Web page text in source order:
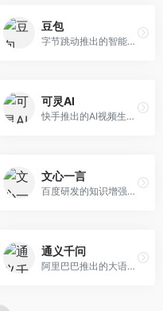
豆包
字节跳动推出的智能对话助手平台，提供文本创作、知识问答、英语学习等多种AI服务。面向普通用户和内容创作者，支持多轮对话和文件解析，免费使用，响应速度快，中文理解能力强。
可灵AI
快手推出的AI视频生成平台，支持文生视频和图生视频，可生成长达2分钟的高质量视频内容。面向短视频创作者和营销人员，操作简便，生成效果逼真，适合商业推广和创意表达。
文心一言
百度研发的知识增强大语言模型，深度融合百度知识图谱和搜索能力。面向中文用户，提供知识问答、文本创作、逻辑推理等服务，中文语境理解准确，知识覆盖面广。
通义千问
阿里巴巴推出的大语言模型平台，提供对话问答、文档处理、图像理解、代码编写等全方位AI服务。面向企业用户和个人开发者，集成阿里云生态，支持多模态交互，企业级安全保障。